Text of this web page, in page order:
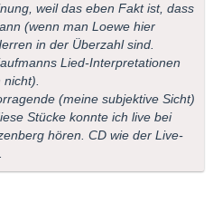
weil das eben Fakt ist, dass
(wenn man Loewe hier
in der Überzahl sind.
Lied-Interpretationen
(meine subjektive Sicht)
Stücke konnte ich live bei
hören. CD wie der Live-